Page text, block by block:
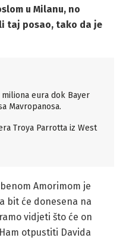
u Milanu, no
taj posao, tako da je
eura dok Bayer
Mavropanosa.
Troya Parrotta iz West
Amorimom je
bit će donesena na
vidjeti što će on
otpustiti Davida